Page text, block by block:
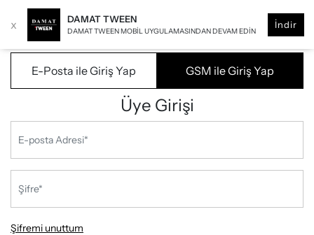
x DAMAT TWEEN
DAMAT TWEEN MOBIL UYGULAMASINDAN DEVAM EDIN
İndir
E-Posta ile Giriş Yap GSM ile Giriş Yap
Üye Girişi
Şifremi unuttum